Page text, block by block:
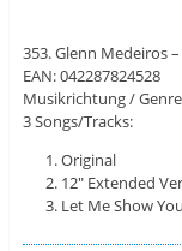
353. Glenn Medeiros
EAN: 042287824528
Musikrichtung /
3 Songs/Tracks:
Original
12″ Extended
Let Me Show